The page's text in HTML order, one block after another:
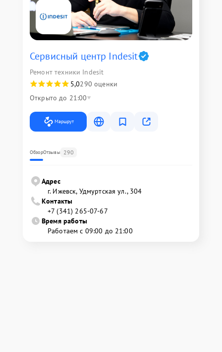
Сервисный центр Indesit
Ремонт техники Indesit
5,0290 оценки
Открыто до 21:00
Маршрут
ОбзорОтзывы 290
Адрес
г. Ижевск, Удмуртская ул., 304
Контакты
+7 (341) 265-07-67
Время работы
Работаем с 09:00 до 21:00